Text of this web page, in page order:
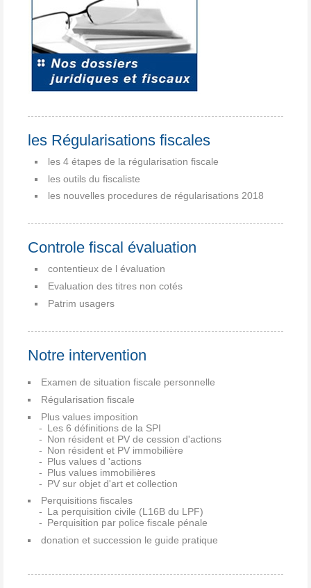
les Régularisations fiscales
les 4 étapes de la régularisation fiscale
les outils du fiscaliste
les nouvelles procedures de régularisations 2018
Controle fiscal évaluation
contentieux de l évaluation
Evaluation des titres non cotés
Patrim usagers
Notre intervention
Examen de situation fiscale personnelle
Régularisation fiscale
Plus values imposition
Les 6 définitions de la SPI
Non résident et PV de cession d'actions
Non résident et PV immobilière
Plus values d 'actions
Plus values immobilières
PV sur objet d'art et collection
Perquisitions fiscales
La perquisition civile (L16B du LPF)
Perquisition par police fiscale pénale
donation et succession le guide pratique